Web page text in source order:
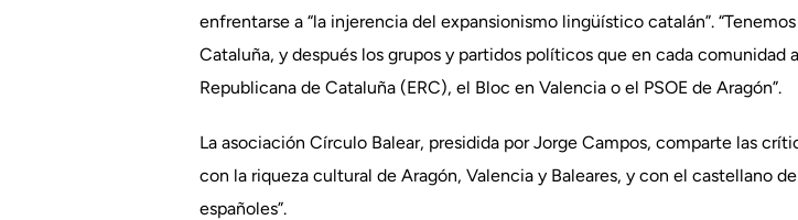
enfrentarse a “la injerencia del expansionismo lingüístico catalán”.
Cataluña, y después los grupos y partidos políticos que en cada comunidad
Republicana de Cataluña (ERC), el Bloc en Valencia o el PSOE de Aragón”.
La asociación Círculo Balear, presidida por Jorge Campos, comparte las
con la riqueza cultural de Aragón, Valencia y Baleares, y con el castellano
españoles”.